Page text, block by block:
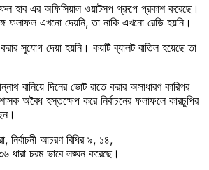
হাব এর অফিসিয়াল ওয়াটসপ গ্রুপে প্রকাশ করেছে।
ফলাফল এখনো দেয়নি, তা নাকি এখনো রেডি হয়নি।
সুযোগ দেয়া হয়নি। কয়টি ব্যালট বাতিল হয়েছে তা
বানিয়ে দিনের ভোট রাতে করার অসাধারণ কারিগর
অবৈধ হস্তক্ষেপ করে নির্বাচনের ফলাফলে কারচুপির
নির্বাচনী আচরণ বিধির ৯, ১৪,
চরম ভাবে লঙ্ঘন করেছে।